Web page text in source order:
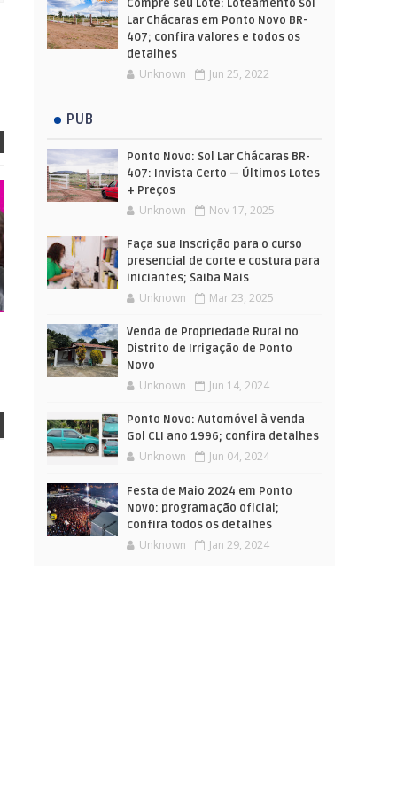
Compre seu Lote: Loteamento Sol
Lar Chácaras em Ponto Novo BR-
407; confira valores e todos os
detalhes
Unknown Jun 25, 2022
PUB
Ponto Novo: Sol Lar Chácaras BR-
407: Invista Certo — Últimos Lotes
+ Preços
Unknown Nov 17, 2025
Faça sua Inscrição para o curso
presencial de corte e costura para
iniciantes; Saiba Mais
Unknown Mar 23, 2025
Venda de Propriedade Rural no
Distrito de Irrigação de Ponto
Novo
Unknown Jun 14, 2024
Ponto Novo: Automóvel à venda
Gol CLI ano 1996; confira detalhes
Unknown Jun 04, 2024
Festa de Maio 2024 em Ponto
Novo: programação oficial;
confira todos os detalhes
Unknown Jan 29, 2024